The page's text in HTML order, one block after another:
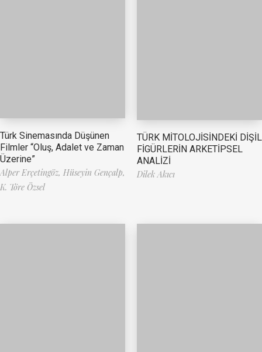
Türk Sinemasında Düşünen
Filmler “Oluş, Adalet ve Zaman
Üzerine”
Alper Erçetingöz, Hüseyin Gençalp,
K. Töre Özsel
TÜRK MİTOLOJİSİNDEKİ DİŞİL
FİGÜRLERİN ARKETİPSEL
ANALİZİ
Dilek Akıcı